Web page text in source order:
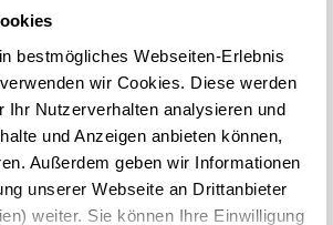
bestmögliches Webseiten-Erlebnis
wir Cookies. Diese werden
Ihr Nutzerverhalten analysieren und
und Anzeigen anbieten können,
Außerdem geben wir Informationen
unserer Webseite an Drittanbieter
weiter. Sie können Ihre Einwilligung
E-Mail
australien@erlebe.de